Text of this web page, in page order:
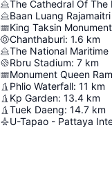
The Cathedral Of
Baan Luang
King Taksin Monument
Chanthaburi: 1.6 km
The National
Rbru Stadium: 7 km
Monument Queen
Phlio Waterfall: 11 km
Kp Garden: 13.4 km
Tuek Daeng: 14.7 km
U-Tapao - Pattaya